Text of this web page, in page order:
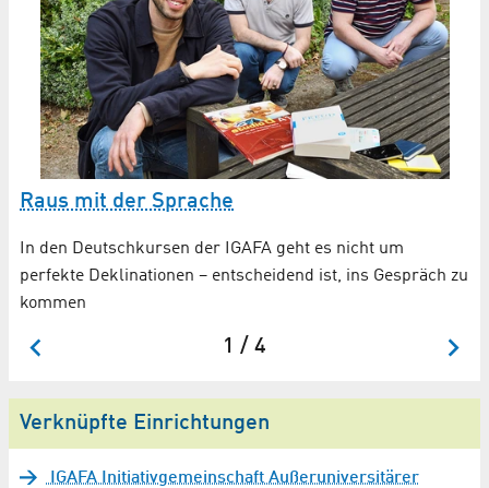
Raus mit der Sprache
In den Deutschkursen der IGAFA geht es nicht um
perfekte Deklinationen – entscheidend ist, ins Gespräch zu
kommen
1 / 4
Verknüpfte Einrichtungen
IGAFA Initiativgemeinschaft Außeruniversitärer